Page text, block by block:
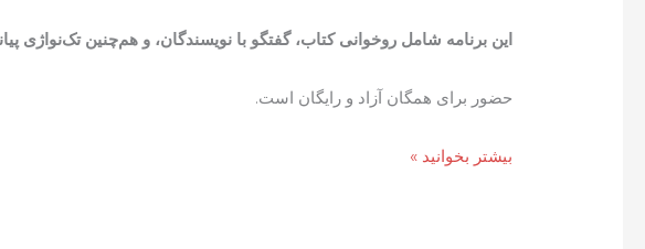
این برنامه شامل روخوانی کتاب، گفتگو با نویسندگان، و هم‌چنین
حضور برای همگان آزاد و رایگان است.
رو
بیشتر بخوانید »